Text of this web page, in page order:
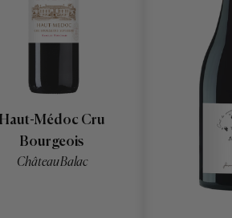
Haut-Médoc Cru
Bourgeois
Château Balac